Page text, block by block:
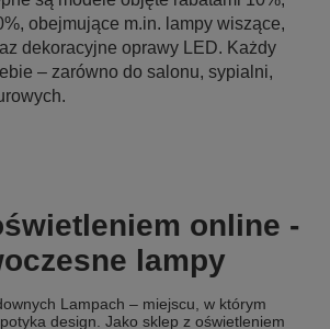
obejmujące m.in. lampy wiszące,
dekoracyjne oprawy LED. Każdy
– zarówno do salonu, sypialni,
online -
lampy
Lampach – miejscu, w którym
design. Jako sklep z oświetleniem